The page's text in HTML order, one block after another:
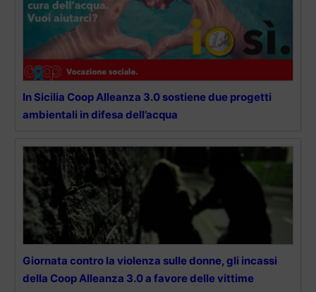
In Sicilia Coop Alleanza 3.0 sostiene due progetti
ambientali in difesa dell’acqua
Giornata contro la violenza sulle donne, gli incassi
della Coop Alleanza 3.0 a favore delle vittime